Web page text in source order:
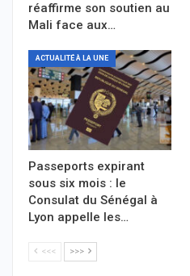
réaffirme son soutien au
Mali face aux…
ACTUALITÉ À LA UNE
Passeports expirant
sous six mois : le
Consulat du Sénégal à
Lyon appelle les…
<<< >>>